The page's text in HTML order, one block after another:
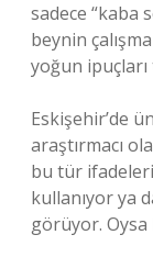
sadece “kaba
beynin
yoğun ipuçları
Eskişehir’de
araştırmacı
bu tür
kullanıyor ya
görüyor. Oysa